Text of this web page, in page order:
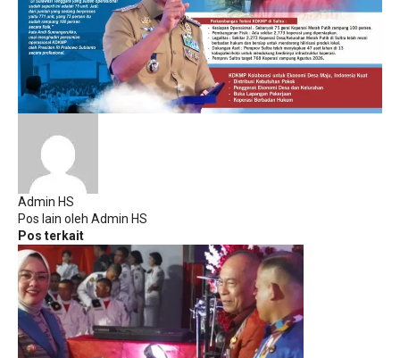
Admin HS
Pos lain oleh Admin HS
Pos terkait